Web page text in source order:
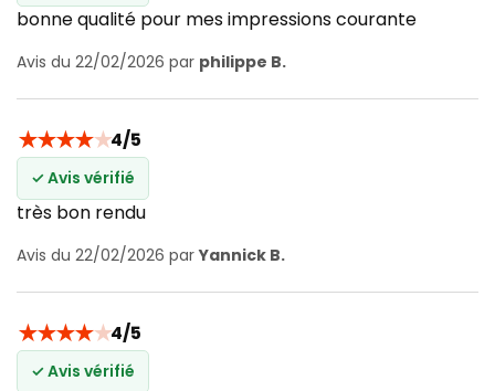
bonne qualité pour mes impressions courante
Avis du 22/02/2026 par philippe B.
★★★★★4/5
✓ Avis vérifié
très bon rendu
Avis du 22/02/2026 parYannick B.
★★★★★4/5
✓ Avis vérifié